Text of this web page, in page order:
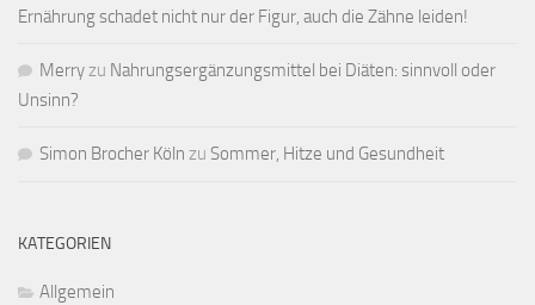
Ernährung schadet nicht nur der Figur, auch die Zähne leiden!
Merryzu Nahrungsergänzungsmittel bei Diäten: sinnvoll oder
Unsinn?
Simon Brocher Köln zu Sommer, Hitze und Gesundheit
KATEGORIEN
Allgemein